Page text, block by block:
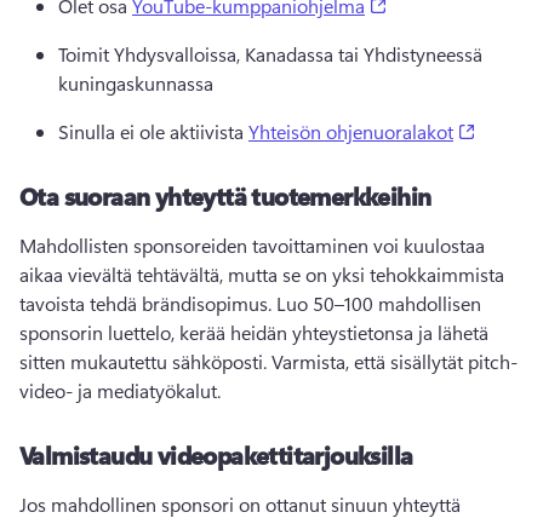
Olet osa YouTube-kumppaniohjelma
Toimit Yhdysvalloissa, Kanadassa tai Yhdistyneessä
kuningaskunnassa
Sinulla ei ole aktiivista Yhteisön ohjenuoralakot
Ota suoraan yhteyttä tuotemerkkeihin
Mahdollisten sponsoreiden tavoittaminen voi kuulostaa
aikaa vievältä tehtävältä, mutta se on yksi tehokkaimmista
tavoista tehdä brändisopimus. Luo 50–100 mahdollisen
sponsorin luettelo, kerää heidän yhteystietonsa ja lähetä
sitten mukautettu sähköposti. Varmista, että sisällytät pitch-
video- ja mediatyökalut.
Valmistaudu videopakettitarjouksilla
Jos mahdollinen sponsori on ottanut sinuun yhteyttä